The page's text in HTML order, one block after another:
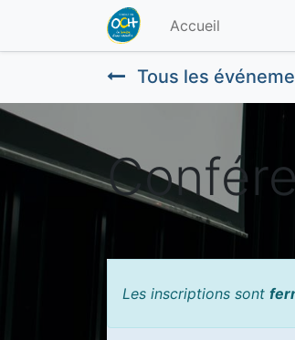
Accueil
Tous les
Les inscriptions sont